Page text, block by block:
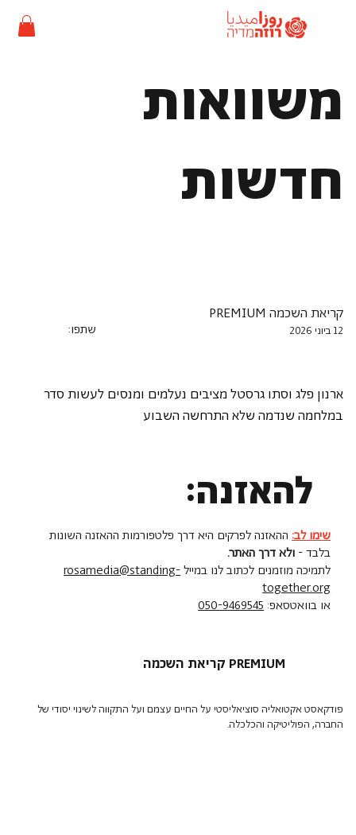
משוואות
חדשות
שתפו:
קריאת השכמה PREMIUM
12 ביוני 2026
ארנון פלג וסתו גרסטל מציבים נעלמים ומנסים לעשות סדר
במלחמה שנדמה שלא התרחשה השבוע
להאזנה:
שימו לב: ההאזנה לפרקים היא דרך פלטפורמות ההאזנה השונות
בלבד - ולא דרך האתר.
לתמיכה מוזמנים לכתוב לנו במיילrosamedia@standing-
together.org
או בוואטסאפ: 050-9469545
קריאת השכמה PREMIUM
פודקאסט אקטואליה סוציאליסטי על החיים עצמם ועל התקווה לשינוי יסודי של
החברה, הפוליטיקה והכלכלה.